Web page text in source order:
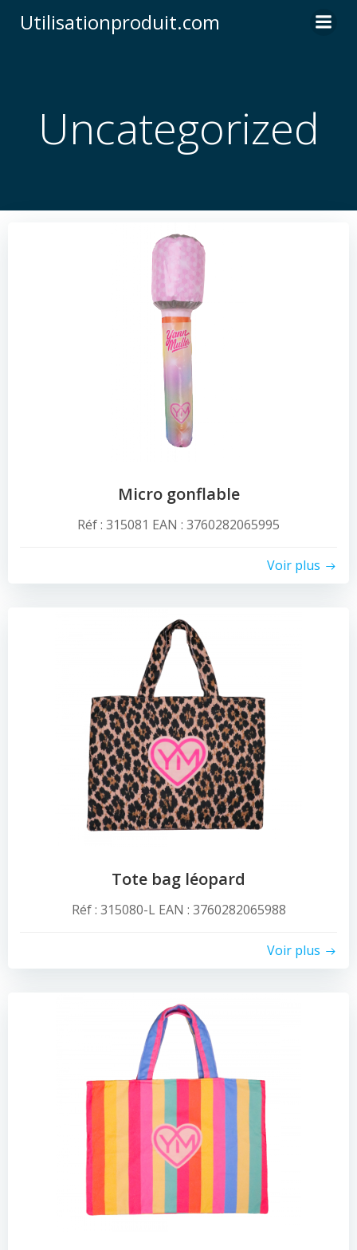
to
Utilisationproduit.com
Uncategorized
Micro gonflable
Réf : 315081 EAN : 3760282065995
Voir plus
Tote bag léopard
Réf : 315080-L EAN : 3760282065988
Voir plus